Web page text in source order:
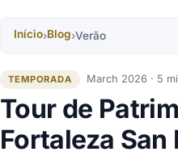
Início›Blog›Verão
TEMPORADA March 2026 · 5
Tour de
Fortaleza